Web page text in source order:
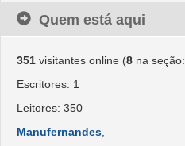
Quem está aqui
351 visitantes online (8 na seção:
Escritores: 1
Leitores: 350
Manufernandes